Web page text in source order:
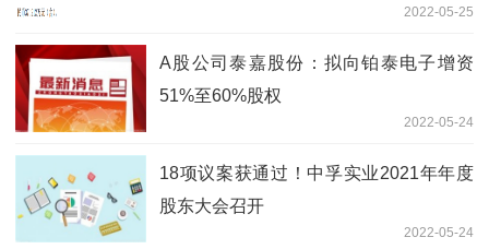
2022-05-25
A股公司泰嘉股份：拟向铂泰电子增资
51%至60%股权
2022-05-24
18项议案获通过！中孚实业2021年年度
股东大会召开
2022-05-24